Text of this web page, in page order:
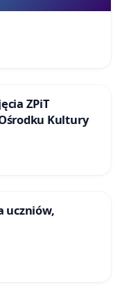
ZPiT
Kultury
uczniów,